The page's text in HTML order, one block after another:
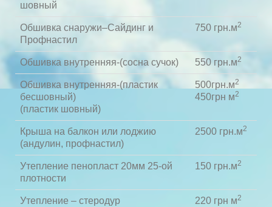
шовный
Обшивка снаружи–Сайдинг и
Профнастил
750 грн.м2
Обшивка внутренняя-(сосна сучок) 550 грн.м2
Обшивка внутренняя-(пластик
бесшовный)
(пластик шовный)
500грн.м2
450грн м2
Крыша на балкон или лоджию
(андулин, профнастил)
2500 грн.м2
Утепление пенопласт 20мм 25-ой
плотности
150 грн.м2
Утепление – стеродур
220 грн м2